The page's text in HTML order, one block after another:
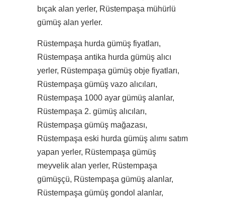
bıçak alan yerler, Rüstempaşa mühürlü
gümüş alan yerler.
Rüstempaşa hurda gümüş fiyatları,
Rüstempaşa antika hurda gümüş alıcı
yerler, Rüstempaşa gümüş obje fiyatları,
Rüstempaşa gümüş vazo alıcıları,
Rüstempaşa 1000 ayar gümüş alanlar,
Rüstempaşa 2. gümüş alıcıları,
Rüstempaşa gümüş mağazası,
Rüstempaşa eski hurda gümüş alımı satım
yapan yerler, Rüstempaşa gümüş
meyvelik alan yerler, Rüstempaşa
gümüşçü, Rüstempaşa gümüş alanlar,
Rüstempaşa gümüş gondol alanlar,